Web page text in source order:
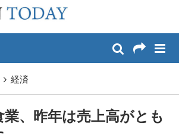
スキップ
経済
、昨年は売上高がとも